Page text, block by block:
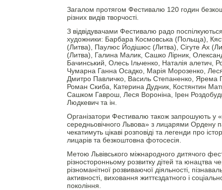
Загалом протягом Фестивалю 120 годин
різних видів творчості.
З відвідувачами Фестивалю радо
художники: Барбара Космовська (Польща),
(Литва), Паулюс Йодішюс (Литва), Сігуте Ах
(Литва), Галина Малик, Сашко Лірник,
Бачинський, Олесь Ільченко, Наталія алетич,
Чумарна Ганна Осадко, Марія Морозенко,
Дмитро Павличко, Василь Степаненко, Ярема
Роман Скиба, Катерина Дудник, Костянтин
Сашком Гаврош, Леся Вороніна, Ірен
Людкевич та ін.
Організатори Фестивалю також запрошують у
середньовічного Львова» з лицарями Ордену
чекатимуть цікаві розповіді та легенди про
лицарів та безкоштовна фотосесія.
Метою Львівського міжнародного дитячого
різносторонньому розвитку дітей та юнацтва
різноманітної розвиваючої діяльності,
активності, виховання життєздатного і
покоління.